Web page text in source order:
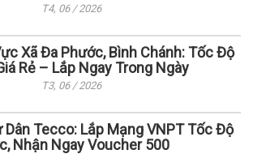
T4, 06 / 2026
Xã Đa Phước, Bình Chánh: Tốc Độ
Rẻ – Lắp Ngay Trong Ngày
T3, 06 / 2026
Tecco: Lắp Mạng VNPT Tốc Độ
Nhận Ngay Voucher 500